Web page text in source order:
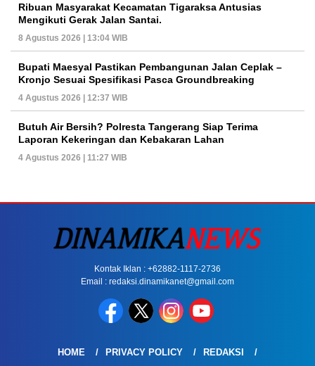
Ribuan Masyarakat Kecamatan Tigaraksa Antusias
Mengikuti Gerak Jalan Santai.
8 Agustus 2026 | 13:04 WIB
Bupati Maesyal Pastikan Pembangunan Jalan Ceplak –
Kronjo Sesuai Spesifikasi Pasca Groundbreaking
4 Agustus 2026 | 12:37 WIB
Butuh Air Bersih? Polresta Tangerang Siap Terima
Laporan Kekeringan dan Kebakaran Lahan
4 Agustus 2026 | 11:27 WIB
Kontak Iklan : +62882-1117-2736
Email : redaksi.dinamikanet@gmail.com
HOME PRIVACY POLICY REDAKSI